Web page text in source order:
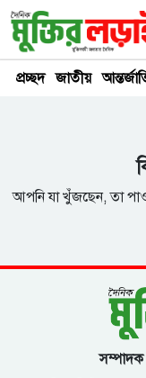
প্রচ্ছদ জাতীয়
আপনি যা খুঁজছেন, তা